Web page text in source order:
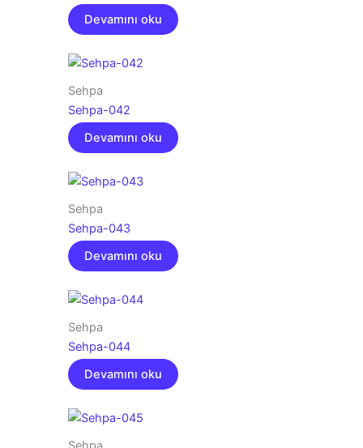
Devamını oku
Sehpa
Sehpa-042
Devamını oku
Sehpa
Sehpa-043
Devamını oku
Sehpa
Sehpa-044
Devamını oku